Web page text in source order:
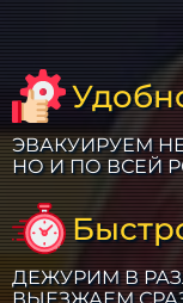
ЭВАКУИРУЕМ
НО И ПО ВСЕЙ
ДЕЖУРИМ В